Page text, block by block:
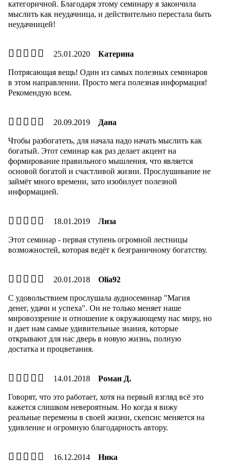
категоричной. Благодаря этому семинару я закончила
мыслить как неудачница, и действительно перестала быть
неудачницей!
25.01.2020 Катерина
Потрясающая вещь! Один из самых полезных семинаров
в этом направлении. Просто мега полезная информация!
Рекомендую всем.
20.09.2019 Дана
Чтобы разбогатеть, для начала надо начать мыслить как
богатый. Этот семинар как раз делает акцент на
формирование правильного мышления, что является
основой богатой и счастливой жизни. Прослушивание не
займёт много времени, зато изобилует полезной
информацией.
18.01.2019 Лиза
Этот семинар - первая ступень огромной лестницы
возможностей, которая ведёт к безграничному богатству.
20.01.2018 Olia92
С удовольствием прослушала аудиосеминар "Магия
денег, удачи и успеха". Он не только меняет наше
мировоззрение и отношение к окружающему нас миру, но
и дает нам самые удивительные знания, которые
открывают для нас дверь в новую жизнь, полную
достатка и процветания.
14.01.2018 Роман Д.
Говорят, что это работает, хотя на первый взгляд всё это
кажется слишком невероятным. Но когда я вижу
реальные перемены в своей жизни, скепсис меняется на
удивление и огромную благодарность автору.
16.12.2014 Ника